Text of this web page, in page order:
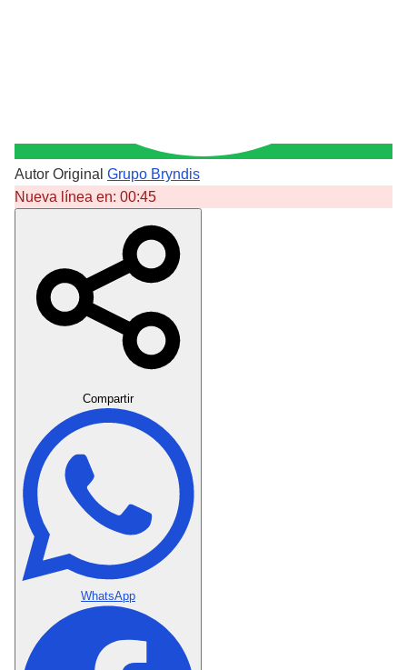
Autor Original Grupo Bryndis
Nueva línea en: 00:45
Compartir
WhatsApp